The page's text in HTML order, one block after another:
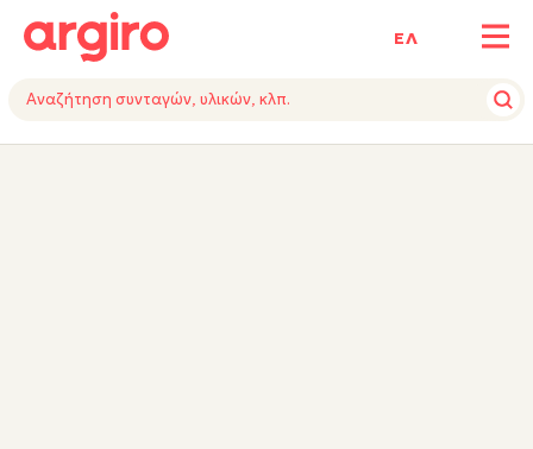
ΕΛ
ΥΛΙΚΑΕΚΤΕΛΕΣΗΕΞΟΠΛΙΣΜΟΣ